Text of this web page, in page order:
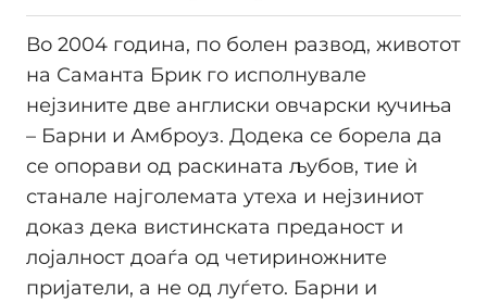
Во 2004 година, по болен развод, животот
на Саманта Брик го исполнувале
нејзините две англиски овчарски кучиња
– Барни и Амброуз. Додека се борела да
се опорави од раскината љубов, тие ѝ
станале најголемата утеха и нејзиниот
доказ дека вистинската преданост и
лојалност доаѓа од четириножните
пријатели, а не од луѓето. Барни и